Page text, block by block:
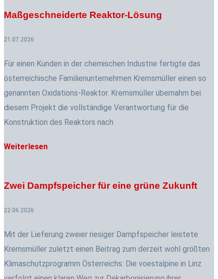
Maßgeschneiderte Reaktor-Lösung
21.07.2026
Für einen Kunden in der chemischen Industrie fertigte das
österreichische Familienunternehmen Kremsmüller einen so
genannten Oxidations-Reaktor. Kremsmüller übernahm bei
diesem Projekt die vollständige Verantwortung für die
Konstruktion des Reaktors nach
Weiterlesen
Zwei Dampfspeicher für eine grüne Zukunft
22.06.2026
Mit der Lieferung zweier riesiger Dampfspeicher leistete
Kremsmüller zuletzt einen Beitrag zum derzeit wohl größten
Klimaschutzprogramm Österreichs: Die voestalpine in Linz